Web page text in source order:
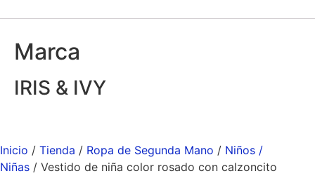
Marca
IRIS & IVY
Inicio / Tienda / Ropa de Segunda Mano / Niños /
Niñas / Vestido de niña color rosado con calzoncito